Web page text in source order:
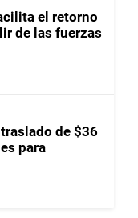
el retorno
de las fuerzas
de $36
para